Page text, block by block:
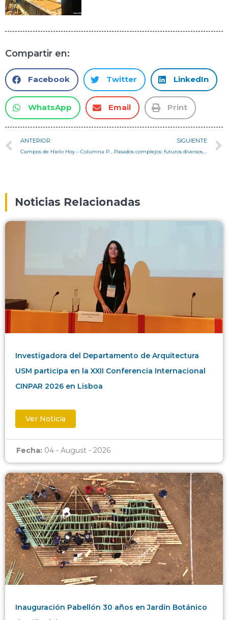
Compartir en:
Facebook Twitter LinkedIn
WhatsApp Email Print
ANTERIOR SIGUIENTE
Noticias Relacionadas
Investigadora del Departamento de Arquitectura
USM participa en la XXII Conferencia Internacional
CINPAR 2026 en Lisboa
Ver Noticia
Fecha: 04 - August - 2026
Inauguración Pabellón 30 años en Jardín Botánico